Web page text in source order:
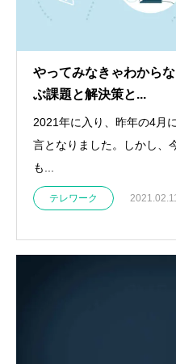
やってみなきゃわから
ぶ課題と解決策と...
2021年に入り、昨年の4月
言となりました。しかし、
も...
テレワーク